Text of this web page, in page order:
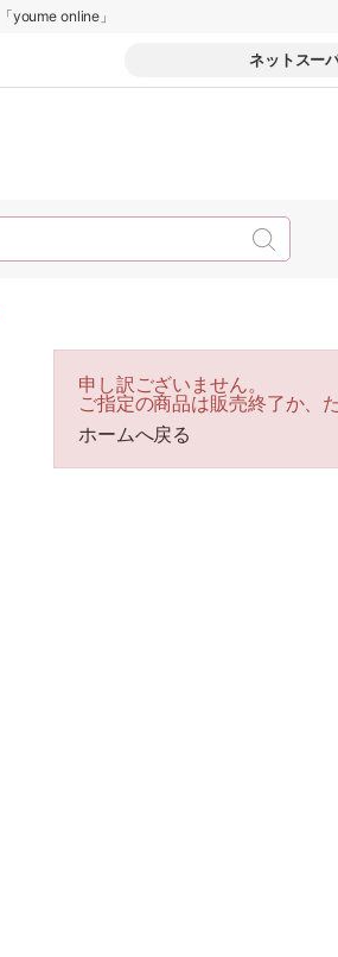
youme online」
ネットスー
申し訳ございません。
ご指定の商品は販売終了か、
ホームへ戻る